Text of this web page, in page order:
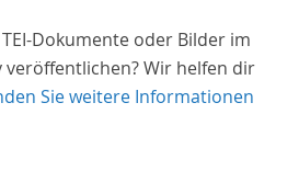
Dokumente oder Bilder im
veröffentlichen? Wir helfen dir
Sie weitere Informationen